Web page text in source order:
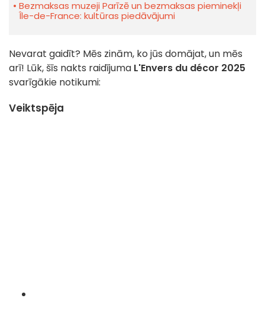
Bezmaksas muzeji Parīzē un bezmaksas pieminekļi
Île-de-France: kultūras piedāvājumi
Nevarat gaidīt? Mēs zinām, ko jūs domājat, un mēs
arī! Lūk, šīs nakts raidījuma L'Envers du décor 2025
svarīgākie notikumi:
Veiktspēja